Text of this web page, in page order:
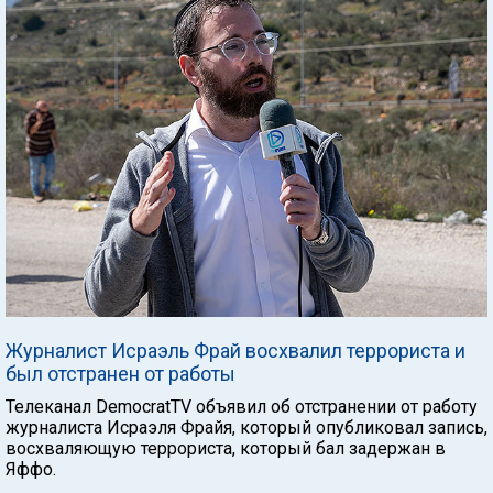
Журналист Исраэль Фрай восхвалил террориста и
был отстранен от работы
Телеканал DemocratTV объявил об отстранении от работу
журналиста Исраэля Фрайя, который опубликовал запись,
восхваляющую террориста, который бал задержан в
Яффо.